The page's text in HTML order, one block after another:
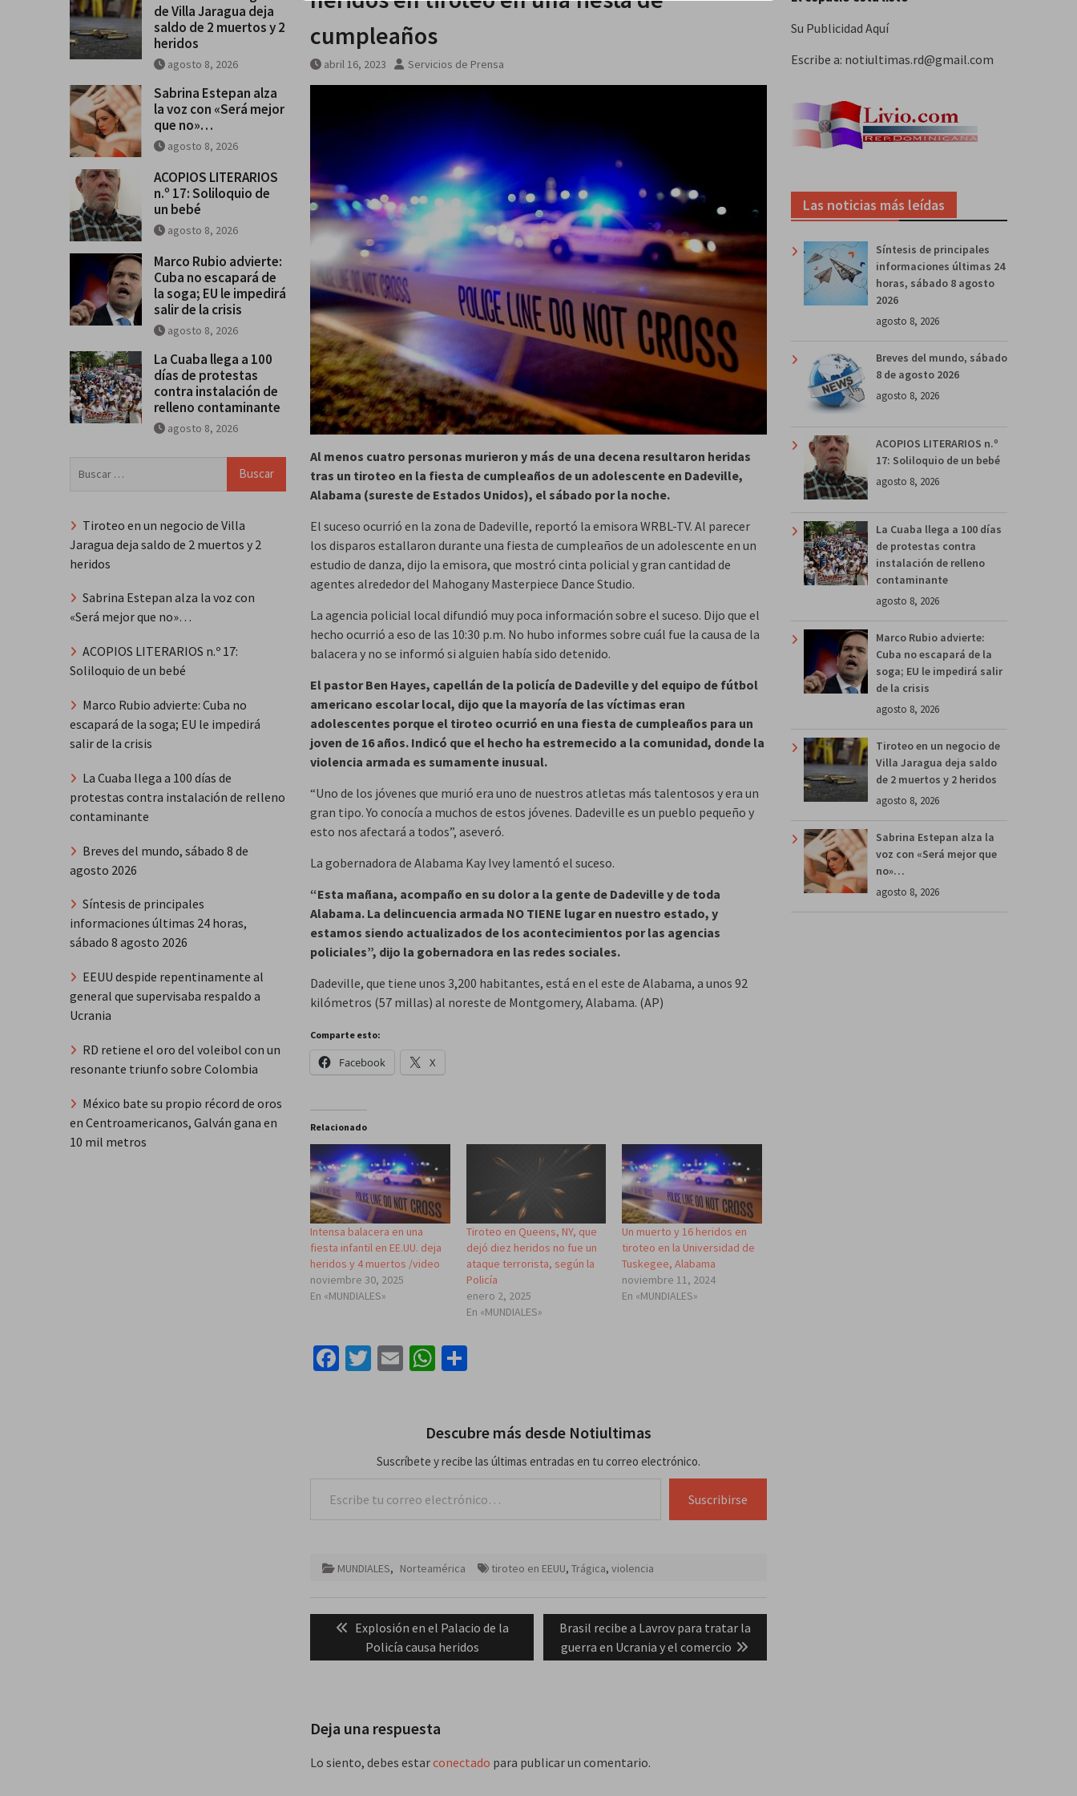
cumpleaños
abril 16, 2023 Servicios de Prensa
Al menos cuatro personas murieron y más de una decena resultaron heridas
tras un tiroteo en la fiesta de cumpleaños de un adolescente en Dadeville,
Alabama (sureste de Estados Unidos), el sábado por la noche.
El suceso ocurrió en la zona de Dadeville, reportó la emisora WRBL-TV. Al parecer
los disparos estallaron durante una fiesta de cumpleaños de un adolescente en un
estudio de danza, dijo la emisora, que mostró cinta policial y gran cantidad de
agentes alrededor del Mahogany Masterpiece Dance Studio.
La agencia policial local difundió muy poca información sobre el suceso. Dijo que el
hecho ocurrió a eso de las 10:30 p.m. No hubo informes sobre cuál fue la causa de la
balacera y no se informó si alguien había sido detenido.
El pastor Ben Hayes, capellán de la policía de Dadeville y del equipo de fútbol
americano escolar local, dijo que la mayoría de las víctimas eran
adolescentes porque el tiroteo ocurrió en una fiesta de cumpleaños para un
joven de 16 años. Indicó que el hecho ha estremecido a la comunidad, donde la
violencia armada es sumamente inusual.
“Uno de los jóvenes que murió era uno de nuestros atletas más talentosos y era un
gran tipo. Yo conocía a muchos de estos jóvenes. Dadeville es un pueblo pequeño y
esto nos afectará a todos”, aseveró.
La gobernadora de Alabama Kay Ivey lamentó el suceso.
“Esta mañana, acompaño en su dolor a la gente de Dadeville y de toda
Alabama. La delincuencia armada NO TIENE lugar en nuestro estado, y
estamos siendo actualizados de los acontecimientos por las agencias
policiales”, dijo la gobernadora en las redes sociales.
Dadeville, que tiene unos 3,200 habitantes, está en el este de Alabama, a unos 92
kilómetros (57 millas) al noreste de Montgomery, Alabama. (AP)
Comparte esto:
Facebook X
Relacionado
Intensa balacera en una
fiesta infantil en EE.UU. deja
heridos y 4 muertos /video
noviembre 30, 2025
En «MUNDIALES»
Tiroteo en Queens, NY, que
dejó diez heridos no fue un
ataque terrorista, según la
Policía
enero 2, 2025
En «MUNDIALES»
Un muerto y 16 heridos en
tiroteo en la Universidad de
Tuskegee, Alabama
noviembre 11, 2024
En «MUNDIALES»
Facebook
Twitter
EmailWhatsApp
Descubre más desde Notiultimas
Suscríbete y recibe las últimas entradas en tu correo electrónico.
Suscribirse
MUNDIALES, Norteamérica tiroteo en EEUU, Trágica, violencia
Navegación
entradas
Previous
post:
Explosión en el Palacio de la
Policía causa heridos
Next
post:
Brasil recibe a Lavrov para tratar la
guerra en Ucrania y el comercio
Deja una respuesta
Lo siento, debes estarconectado para publicar un comentario.
Su Publicidad Aquí
Escribe a: notiultimas.rd@gmail.com
Las noticias más leídas
Síntesis de principales
informaciones últimas 24
horas, sábado 8 agosto
2026
agosto 8, 2026
Breves del mundo, sábado
8 de agosto 2026
agosto 8, 2026
ACOPIOS LITERARIOS n.º
17: Soliloquio de un bebé
agosto 8, 2026
La Cuaba llega a 100 días
de protestas contra
instalación de relleno
contaminante
agosto 8, 2026
Marco Rubio advierte:
Cuba no escapará de la
soga; EU le impedirá salir
de la crisis
agosto 8, 2026
Tiroteo en un negocio de
Villa Jaragua deja saldo
de 2 muertos y 2 heridos
agosto 8, 2026
Sabrina Estepan alza la
voz con «Será mejor que
no»…
agosto 8, 2026
de Villa Jaragua deja
saldo de 2 muertos y 2
heridos
agosto 8, 2026
Sabrina Estepan alza
la voz con «Será mejor
que no»…
agosto 8, 2026
ACOPIOS LITERARIOS
n.º 17: Soliloquio de
un bebé
agosto 8, 2026
Marco Rubio advierte:
Cuba no escapará de
la soga; EU le impedirá
salir de la crisis
agosto 8, 2026
La Cuaba llega a 100
días de protestas
contra instalación de
relleno contaminante
agosto 8, 2026
Tiroteo en un negocio de Villa
Jaragua deja saldo de 2 muertos y 2
heridos
Sabrina Estepan alza la voz con
«Será mejor que no»…
ACOPIOS LITERARIOS n.º 17:
Soliloquio de un bebé
Marco Rubio advierte: Cuba no
escapará de la soga; EU le impedirá
salir de la crisis
La Cuaba llega a 100 días de
protestas contra instalación de relleno
contaminante
Breves del mundo, sábado 8 de
agosto 2026
Síntesis de principales
informaciones últimas 24 horas,
sábado 8 agosto 2026
EEUU despide repentinamente al
general que supervisaba respaldo a
Ucrania
RD retiene el oro del voleibol con un
resonante triunfo sobre Colombia
México bate su propio récord de oros
en Centroamericanos, Galván gana en
10 mil metros